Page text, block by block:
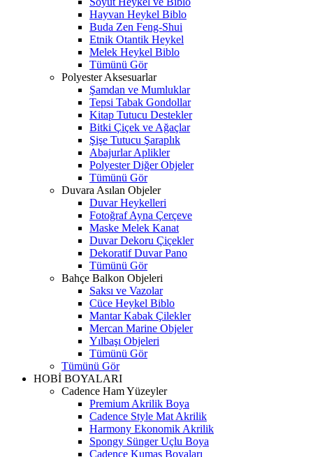
Hayvan Heykel Biblo
Buda Zen Feng-Shui
Etnik Otantik Heykel
Melek Heykel Biblo
Tümünü Gör
Polyester Aksesuarlar
Şamdan ve Mumluklar
Tepsi Tabak Gondollar
Kitap Tutucu Destekler
Bitki Çiçek ve Ağaçlar
Şişe Tutucu Şaraplık
Abajurlar Aplikler
Polyester Diğer Objeler
Tümünü Gör
Duvara Asılan Objeler
Duvar Heykelleri
Fotoğraf Ayna Çerçeve
Maske Melek Kanat
Duvar Dekoru Çiçekler
Dekoratif Duvar Pano
Tümünü Gör
Bahçe Balkon Objeleri
Saksı ve Vazolar
Cüce Heykel Biblo
Mantar Kabak Çilekler
Mercan Marine Objeler
Yılbaşı Objeleri
Tümünü Gör
Tümünü Gör
HOBİ BOYALARI
Cadence Ham Yüzeyler
Premium Akrilik Boya
Cadence Style Mat Akrilik
Harmony Ekonomik Akrilik
Spongy Sünger Uçlu Boya
Cadence Kumaş Boyaları